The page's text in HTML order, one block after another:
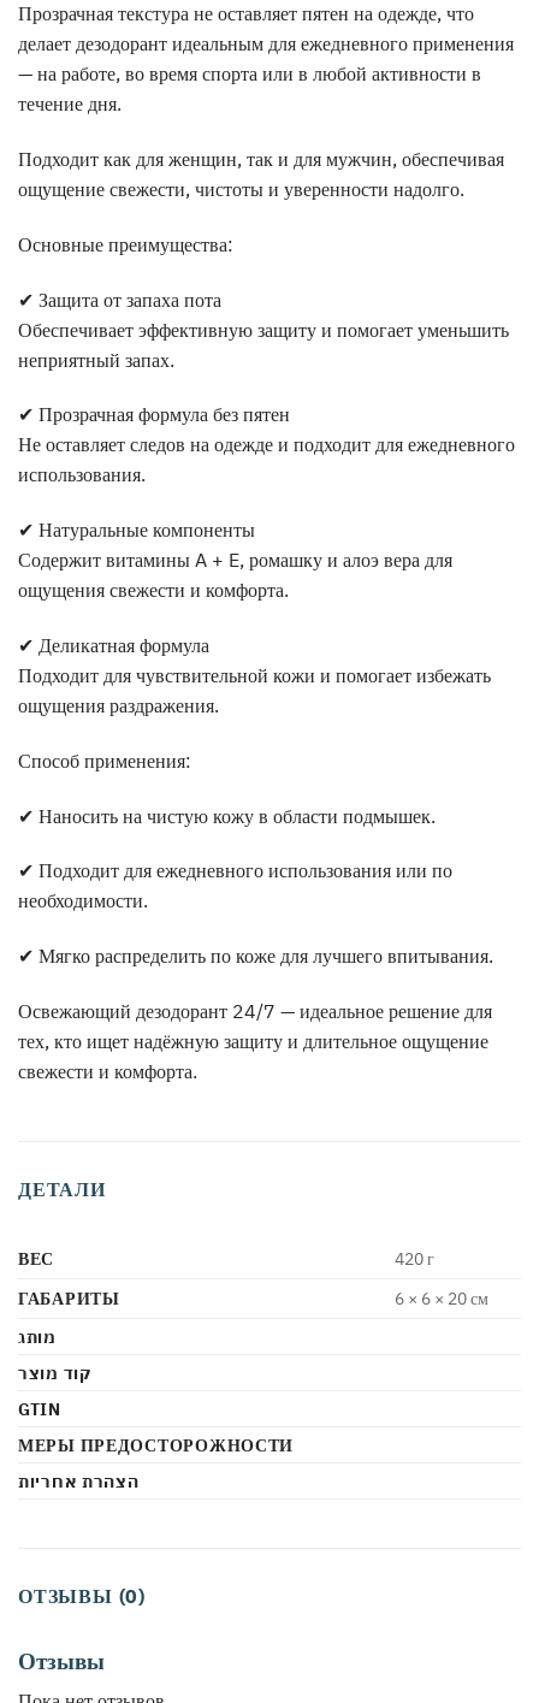
Прозрачная текстура не оставляет пятен на одежде, что
делает дезодорант идеальным для ежедневного применения
— на работе, во время спорта или в любой активности в
течение дня.
Подходит как для женщин, так и для мужчин, обеспечивая
ощущение свежести, чистоты и уверенности надолго.
Основные преимущества:
✔ Защита от запаха пота
Обеспечивает эффективную защиту и помогает уменьшить
неприятный запах.
✔ Прозрачная формула без пятен
Не оставляет следов на одежде и подходит для ежедневного
использования.
✔ Натуральные компоненты
Содержит витамины A + E, ромашку и алоэ вера для
ощущения свежести и комфорта.
✔ Деликатная формула
Подходит для чувствительной кожи и помогает избежать
ощущения раздражения.
Способ применения:
✔ Наносить на чистую кожу в области подмышек.
✔ Подходит для ежедневного использования или по
необходимости.
✔ Мягко распределить по коже для лучшего впитывания.
Освежающий дезодорант 24/7 — идеальное решение для
тех, кто ищет надёжную защиту и длительное ощущение
свежести и комфорта.
ДЕТАЛИ
ВЕС
420 г
ГАБАРИТЫ
6 × 6 × 20 см
מותג
קוד מוצר
GTIN
МЕРЫ ПРЕДОСТОРОЖНОСТИ
הצהרת אחריות
ОТЗЫВЫ (0)
Отзывы